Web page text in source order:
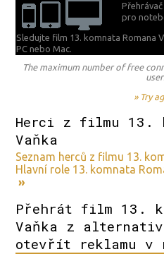
pro
Sledujte film 13. komnata Romana
PC nebo Mac.
The maximum number of free
» Try
Herci z filmu 13.
Vaňka
Seznam herců z filmu 13.
Hlavní role 13. komnata
»
Přehrát film 13.
Vaňka z
otevřít reklamu v